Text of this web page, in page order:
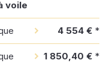
voile
4 554 € *
1 850,40 € *